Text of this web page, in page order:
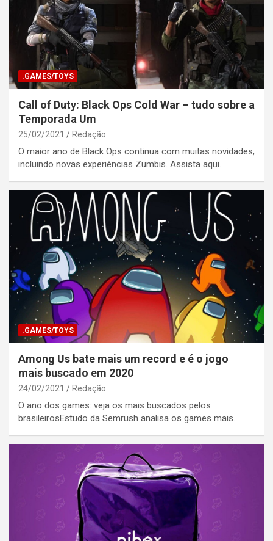
.GAMES/TOYS
Call of Duty: Black Ops Cold War – tudo sobre a
Temporada Um
25/02/2021 Redação
O maior ano de Black Ops continua com muitas novidades,
incluindo novas experiências Zumbis. Assista aqui…
.GAMES/TOYS
Among Us bate mais um record e é o jogo
mais buscado em 2020
24/02/2021 Redação
O ano dos games: veja os mais buscados pelos
brasileirosEstudo da Semrush analisa os games mais…